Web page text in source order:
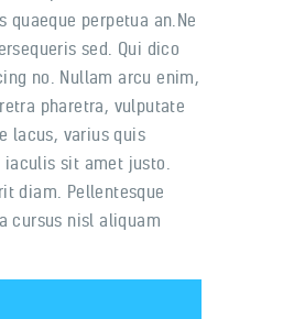
quaeque perpetua an.Ne
sed. Qui dico
no. Nullam arcu enim,
pharetra, vulputate
lacus, varius quis
sit amet justo.
diam. Pellentesque
cursus nisl aliquam